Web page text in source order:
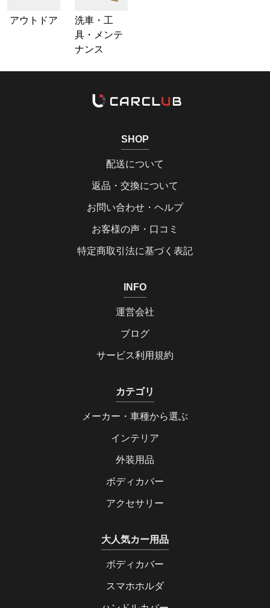
アウトドア
洗車・工
具・メンテ
ナンス
SHOP
配送について
返品・交換について
お問い合わせ・ヘルプ
お客様の声・口コミ
特定商取引法に基づく表記
INFO
運営会社
ブログ
サービス利用規約
カテゴリ
メーカー・車種から選ぶ
インテリア
外装用品
ボディカバー
アクセサリー
大人気カー用品
ボディカバー
スマホホルダ